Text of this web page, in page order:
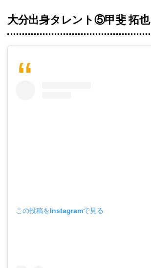
大分出身タレント⑤甲斐 拓也
この投稿をInstagramで見る